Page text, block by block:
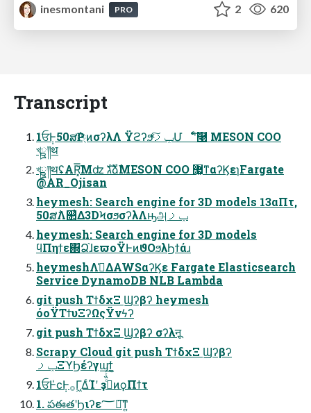
inesmontani
PRO 2 620
Transcript
1ਓ݄Ͱ50ສ݅Ҏ্ͷσʔλΛ Ϋϩʔϧͯ͠ݕࡧՄೳʹͨ͠࿩ MESON COO
খྛ༎थ
খྛ༎थʢAR͓͡͞Μʣ גࣜձࣾMESON COO ޷͖ͳαʔϏεɿFargate
@AR_Ojisan
heymesh: Search engine for 3D models 13αΠτ,
50ສ݅Λ௒͑Δ3DϞσϧσʔλΛԣஅݕࡧ
heymesh: Search engine for 3D models
ϥΠηϯε΍Ձ֨ɺεϖοΫͰͷϑΟϧλϦϯάɹ
heymeshΛࢧ͑ΔAWSαʔϏε Fargate Elasticsearch
Service DynamoDB NLB Lambda
git push ΤϯδχΞ Ϣʔβʔ heymesh
όοΫΤϯυΞʔΩςΫνϟʔ
git push ΤϯδχΞ Ϣʔβʔ σʔλऩू
Scrapy Cloud git push ΤϯδχΞ Ϣʔβʔ
ݕࡧΞϓϦέʔγϣϯ
1ਓͰ̍ϲ݄Ͱ࡞Γ͖ΔͨΊʹ ҙࣝͨ̏ͭ͠ͷϙΠϯτ
1. పఈతʹϦιʔε؅ཧ͠ͳ͍